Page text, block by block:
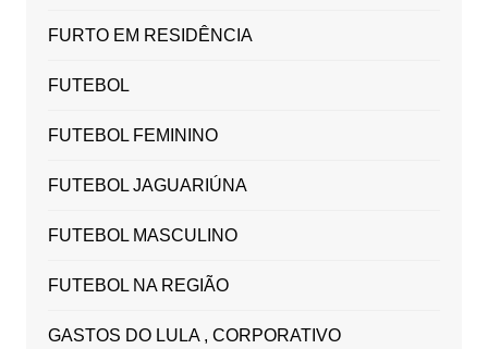
FURTO EM RESIDÊNCIA
FUTEBOL
FUTEBOL FEMININO
FUTEBOL JAGUARIÚNA
FUTEBOL MASCULINO
FUTEBOL NA REGIÃO
GASTOS DO LULA , CORPORATIVO